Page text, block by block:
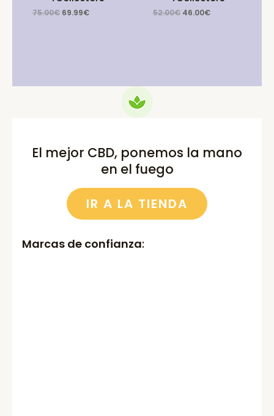
75.00€ Original
69.99€Current
52.00€ Original
46.00€Current
El mejor CBD, ponemos la mano
en el fuego
IR A LA TIENDA
Marcas de confianza: